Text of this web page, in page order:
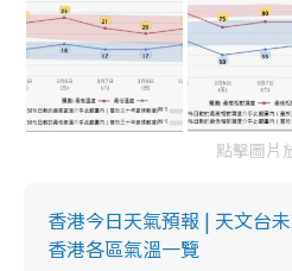
點擊圖片
香港今日天氣預報 | 天文台
香港各區氣溫一覽